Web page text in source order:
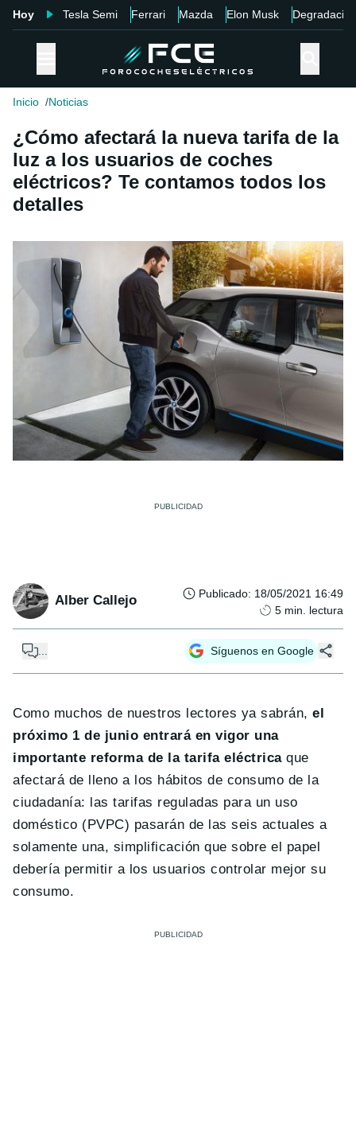
Hoy Tesla Semi Ferrari Mazda Elon Musk Degradación
Inicio Noticias
¿Cómo afectará la nueva tarifa de la
luz a los usuarios de coches
eléctricos? Te contamos todos los
detalles
Alber Callejo Publicado: 18/05/2021 16:49
5 min. lectura
Síguenos en Google
Como muchos de nuestros lectores ya sabrán,el
próximo 1 de junio entrará en vigor una
importante reforma de la tarifa eléctricaque
afectará de lleno a los hábitos de consumo de la
ciudadanía: las tarifas reguladas para un uso
doméstico (PVPC) pasarán de las seis actuales a
solamente una, simplificación que sobre el papel
debería permitir a los usuarios controlar mejor su
consumo.